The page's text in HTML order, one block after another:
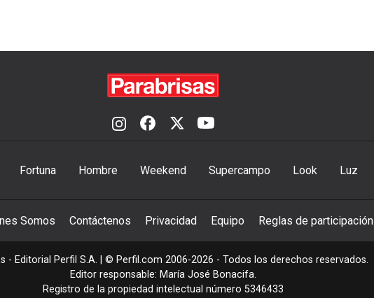
Fortuna Hombre Weekend Supercampo Look Luz
Somos Contáctenos Privacidad Equipo Reglas de participación
- Editorial Perfil S.A. | © Perfil.com 2006-2026 - Todos los derechos reservados.
Editor responsable: María José Bonacifa.
Registro de la propiedad intelectual número 5346433